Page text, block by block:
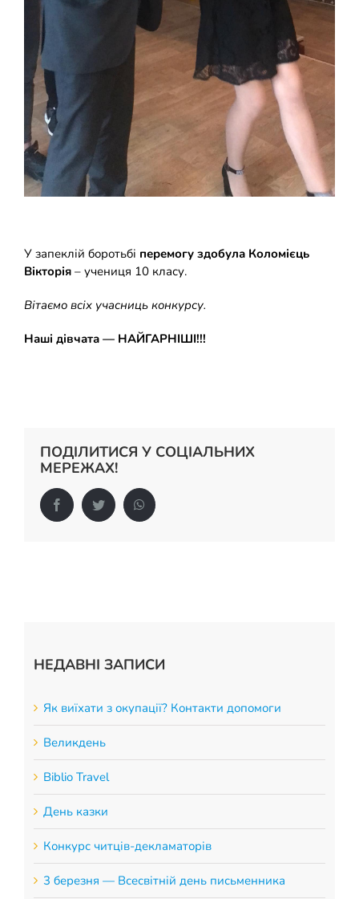
У запеклій боротьбі перемогу здобула Коломієць
Вікторія– учениця 10 класу.
Вітаємо всіх учасниць конкурсу.
Наші дівчата — НАЙГАРНІШІ!!!
ПОДІЛИТИСЯ У СОЦІАЛЬНИХ
МЕРЕЖАХ!
FacebookTwitter WhatsApp
НЕДАВНІ ЗАПИСИ
Як виїхати з окупації? Контакти допомоги
Великдень
Biblio Travel
День казки
Конкурс читців-декламаторів
3 березня — Всесвітній день письменника